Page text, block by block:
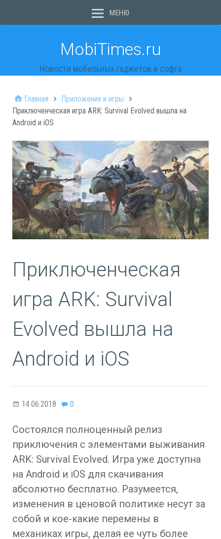
МЕНЮ
MobiTimes.ru
Новости мобильных гаджетов и софта
Главная
Приложения и игры
Приключенческая игра ARK: Survival Evolved вышла на
Android и iOS
Приключенческая
игра ARK: Survival
Evolved вышла на
Android и iOS
14.06.2018 0
Состоялся полноценный релиз
приключения с элементами выживания
ARK: Survival Evolved. Игра уже доступна
на Android и iOS для скачивания
абсолютно бесплатно. Разумеется,
изменения в ценовой политике несут за
собой и кое-какие перемены в
механиках игры, делая ее чуть более